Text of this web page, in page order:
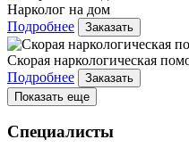
Нарколог на дом
Подробнее
Заказать
Скорая наркологическая
Подробнее
Заказать
Показать еще
Специалисты